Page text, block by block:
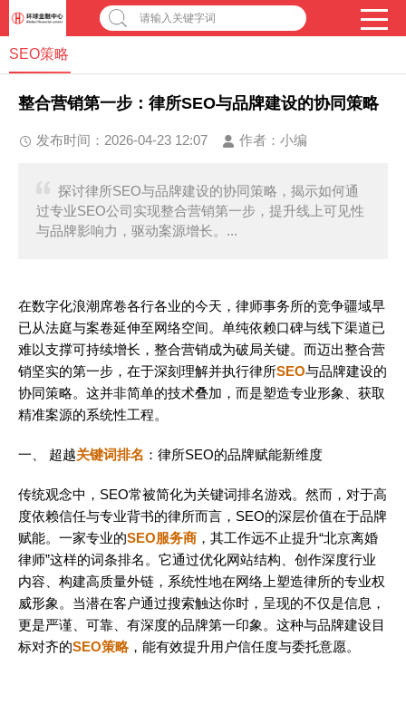
请输入关键字词
SEO策略
整合营销第一步：律所SEO与品牌建设的协同策略
发布时间：2026-04-23 12:07 作者： 小编
探讨律所SEO与品牌建设的协同策略，揭示如何通
过专业SEO公司实现整合营销第一步，提升线上可见性
与品牌影响力，驱动案源增长。...
在数字化浪潮席卷各行各业的今天，律师事务所的竞争疆域早
已从法庭与案卷延伸至网络空间。单纯依赖口碑与线下渠道已
难以支撑可持续增长，整合营销成为破局关键。而迈出整合营
销坚实的第一步，在于深刻理解并执行律所SEO与品牌建设的
协同策略。这并非简单的技术叠加，而是塑造专业形象、获取
精准案源的系统性工程。
一、 超越关键词排名 ：律所SEO的品牌赋能新维度
传统观念中，SEO常被简化为关键词排名游戏。然而，对于高
度依赖信任与专业背书的律所而言，SEO的深层价值在于品牌
赋能。一家专业的SEO服务商 ，其工作远不止提升“北京离婚
律师”这样的词条排名。它通过优化网站结构、创作深度行业
内容、构建高质量外链，系统性地在网络上塑造律所的专业权
威形象。当潜在客户通过搜索触达你时，呈现的不仅是信息，
更是严谨、可靠、有深度的品牌第一印象。这种与品牌建设目
标对齐的SEO策略 ，能有效提升用户信任度与委托意愿。